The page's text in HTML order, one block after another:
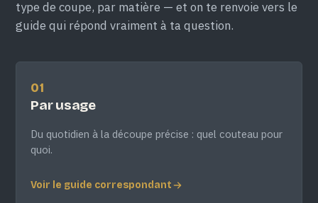
type de coupe, par matière — et on te renvoie vers le
guide qui répond vraiment à ta question.
01
Par usage
Du quotidien à la découpe précise : quel couteau pour
quoi.
Voir le guide correspondant